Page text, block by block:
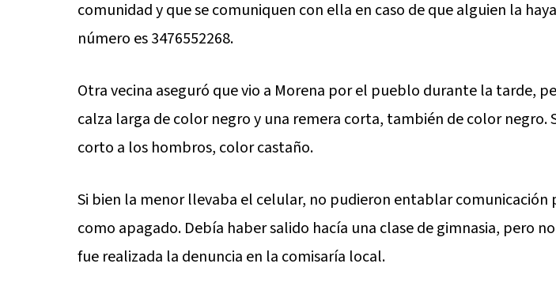
comunidad y que se comuniquen con ella en caso de que alguien la
número es 3476552268.
Otra vecina aseguró que vio a Morena por el pueblo durante la tarde,
calza larga de color negro y una remera corta, también de color negro.
corto a los hombros, color castaño.
Si bien la menor llevaba el celular, no pudieron entablar comunicación
como apagado. Debía haber salido hacía una clase de gimnasia, pero no
fue realizada la denuncia en la comisaría local.